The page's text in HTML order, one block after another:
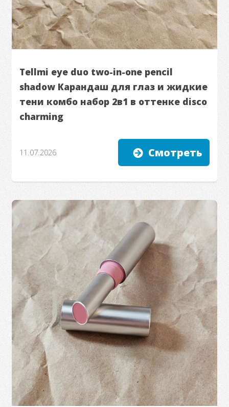
Tellmi eye duo two-in-one pencil
shadow Карандаш для глаз и жидкие
тени комбо набор 2в1 в оттенке disco
charming
11.07.2026 Смотреть